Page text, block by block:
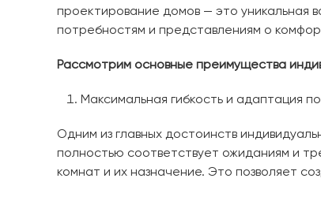
проектирование домов — это уникальная
потребностям и представлениям о
Рассмотрим основные преимущества
Максимальная гибкость и адаптация
Одним из главных достоинств
полностью соответствует ожиданиям и
комнат и их назначение. Это позволяет